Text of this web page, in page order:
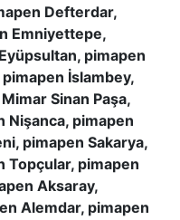
Defterdar,
Emniyettepe,
pimapen
İslambey,
Sinan Paşa,
Nişanca, pimapen
pimapen Sakarya,
Topçular, pimapen
Aksaray,
Alemdar, pimapen